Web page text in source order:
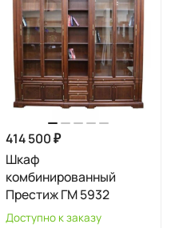
414 500 ₽
Шкаф
комбинированный
Престиж ГМ 5932
Доступно к заказу